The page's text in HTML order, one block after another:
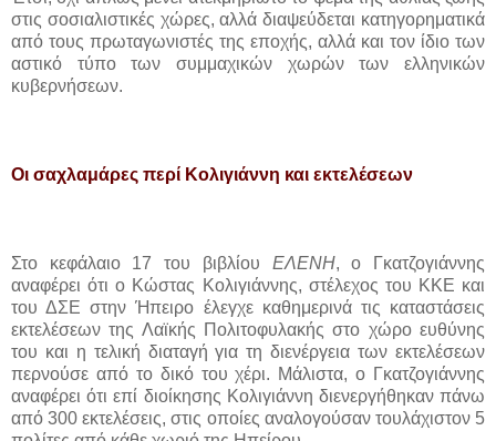
στις σοσιαλιστικές χώρες, αλλά διαψεύδεται κατηγορηματικά
από τους πρωταγωνιστές της εποχής, αλλά και τον ίδιο των
αστικό τύπο των συμμαχικών χωρών των ελληνικών
κυβερνήσεων.
Οι σαχλαμάρες περί Κολιγιάννη και εκτελέσεων
Στο κεφάλαιο 17 του βιβλίου ΕΛΕΝΗ, ο Γκατζογιάννης
αναφέρει ότι ο Κώστας Κολιγιάννης, στέλεχος του ΚΚΕ και
του ΔΣΕ στην Ήπειρο έλεγχε καθημερινά τις καταστάσεις
εκτελέσεων της Λαϊκής Πολιτοφυλακής στο χώρο ευθύνης
του και η τελική διαταγή για τη διενέργεια των εκτελέσεων
περνούσε από το δικό του χέρι. Μάλιστα, ο Γκατζογιάννης
αναφέρει ότι επί διοίκησης Κολιγιάννη διενεργήθηκαν πάνω
από 300 εκτελέσεις, στις οποίες αναλογούσαν τουλάχιστον 5